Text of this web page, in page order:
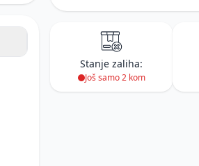
Stanje zaliha:
Još samo 2 kom